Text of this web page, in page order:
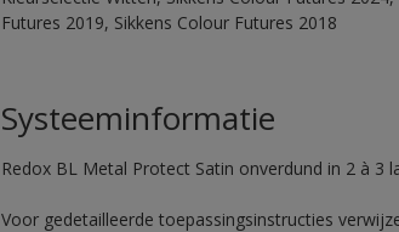
Futures 2019, Sikkens Colour Futures 2018
Systeeminformatie
Redox BL Metal Protect Satin onverdund in 2 à 3
Voor gedetailleerde toepassingsinstructies